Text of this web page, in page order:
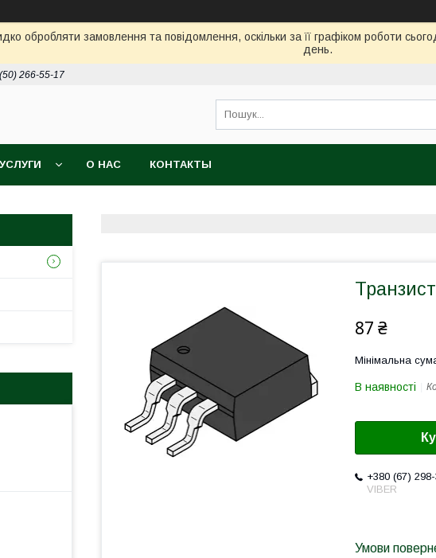
обробляти замовлення та повідомлення, оскільки за її графіком роботи
день.
266-55-17
О НАС КОНТАКТЫ
87 ₴
Мінімальна
В наявності
+380 (67)
VIBER